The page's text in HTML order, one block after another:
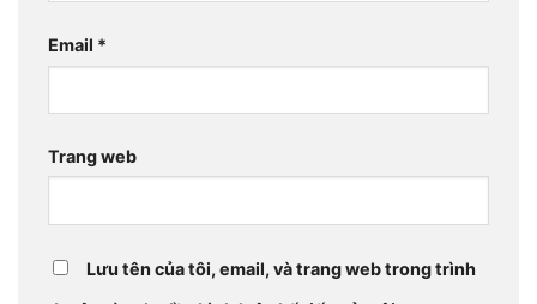
Email *
Trang web
Lưu tên của tôi, email, và trang web trong trình